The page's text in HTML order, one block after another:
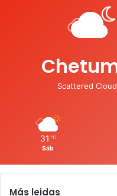
Scattered
31 ℃
Sáb
Más leidas